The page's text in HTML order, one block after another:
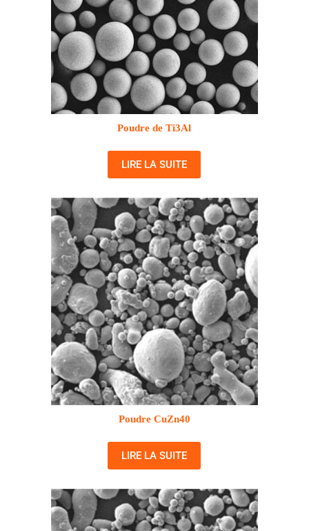
Poudre de Ti3Al
LIRE LA SUITE
Poudre CuZn40
LIRE LA SUITE